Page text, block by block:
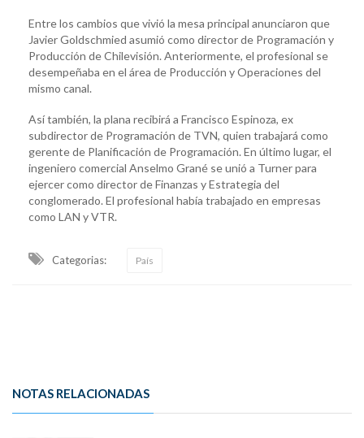
Entre los cambios que vivió la mesa principal anunciaron que
Javier Goldschmied asumió como director de Programación y
Producción de Chilevisión. Anteriormente, el profesional se
desempeñaba en el área de Producción y Operaciones del
mismo canal.
Así también, la plana recibirá a Francisco Espinoza, ex
subdirector de Programación de TVN, quien trabajará como
gerente de Planificación de Programación. En último lugar, el
ingeniero comercial Anselmo Grané se unió a Turner para
ejercer como director de Finanzas y Estrategia del
conglomerado. El profesional había trabajado en empresas
como LAN y VTR.
Categorias: País
NOTAS RELACIONADAS